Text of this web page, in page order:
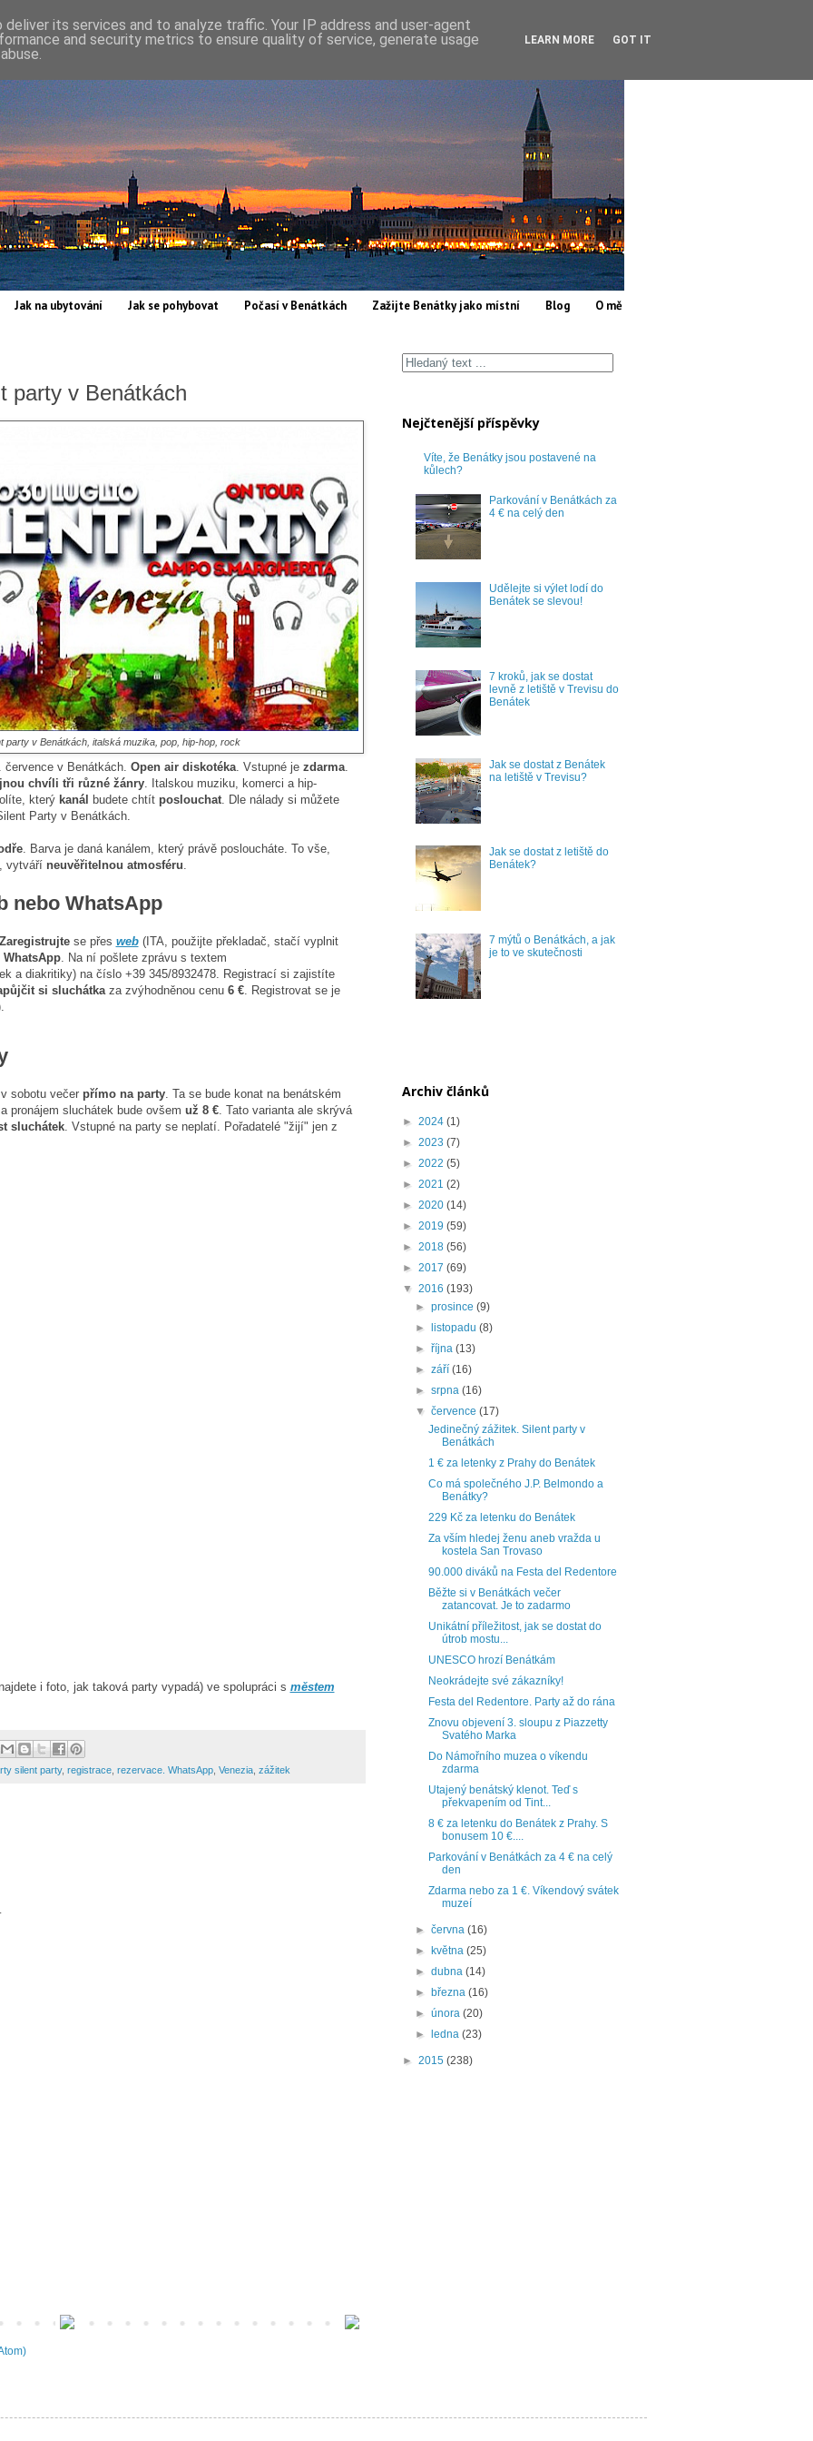
Jak na ubytování Jak se pohybovat Počasí v Benátkách Zažijte Benátky jako místní Blog O mě
party v Benátkách
party v Benátkách, italská muzika, pop, hip-hop, rock
v Benátkách. Open air diskotéka. Vstupné je zdarma.
chvíli tři různé žánry. Italskou muziku, komerci a hip-
který kanál budete chtít poslouchat. Dle nálady si můžete
Party v Benátkách.
. Barva je daná kanálem, který právě posloucháte. To vše,
vytváří neuvěřitelnou atmosféru.
nebo WhatsApp
Zaregistrujtese přes web(ITA, použijte překladač, stačí vyplnit
WhatsApp. Na ní pošlete zprávu s textem
a diakritiky) na číslo +39 345/8932478. Registrací si zajistíte
si sluchátkaza zvýhodněnou cenu 6 €. Registrovat se je
sobotu večer přímo na party. Ta se bude konat na benátském
pronájem sluchátek bude ovšem už 8 €. Tato varianta ale skrývá
sluchátek. Vstupné na party se neplatí. Pořadatelé "žijí" jen z
i foto, jak taková party vypadá) ve spolupráci s městem
silent party, registrace, rezervace. WhatsApp, Venezia, zážitek
Nejčtenější příspěvky
Víte, že Benátky jsou postavené na
kůlech?
Parkování v Benátkách za
4 € na celý den
Udělejte si výlet lodí do
Benátek se slevou!
7 kroků, jak se dostat
levně z letiště v Trevisu do
Benátek
Jak se dostat z Benátek
na letiště v Trevisu?
Jak se dostat z letiště do
Benátek?
7 mýtů o Benátkách, a jak
je to ve skutečnosti
Archiv článků
► 2024 (1)
► 2023 (7)
► 2022 (5)
► 2021 (2)
► 2020 (14)
► 2019 (59)
► 2018 (56)
► 2017 (69)
▼ 2016 (193)
► prosince (9)
►
listopadu (8)
► října (13)
► září (16)
► srpna (16)
▼ července (17)
Jedinečný zážitek. Silent party v
Benátkách
1 € za letenky z Prahy do Benátek
Co má společného J.P. Belmondo a
Benátky?
229 Kč za letenku do Benátek
Za vším hledej ženu aneb vražda u
kostela San Trovaso
90.000 diváků na Festa del Redentore
Běžte si v Benátkách večer
zatancovat. Je to zadarmo
Unikátní příležitost, jak se dostat do
útrob mostu...
UNESCO hrozí Benátkám
Neokrádejte své zákazníky!
Festa del Redentore. Party až do rána
Znovu objevení 3. sloupu z Piazzetty
Svatého Marka
Do Námořního muzea o víkendu
zdarma
Utajený benátský klenot. Teď s
překvapením od Tint...
8 € za letenku do Benátek z Prahy. S
bonusem 10 €....
Parkování v Benátkách za 4 € na celý
den
Zdarma nebo za 1 €. Víkendový svátek
muzeí
► června (16)
►
května (25)
► dubna (14)
► března (16)
► února (20)
►
ledna (23)
► 2015 (238)
its services and to analyze traffic. Your IP address and user-agent
and security metrics to ensure quality of service, generate usage
LEARN MORE GOT IT